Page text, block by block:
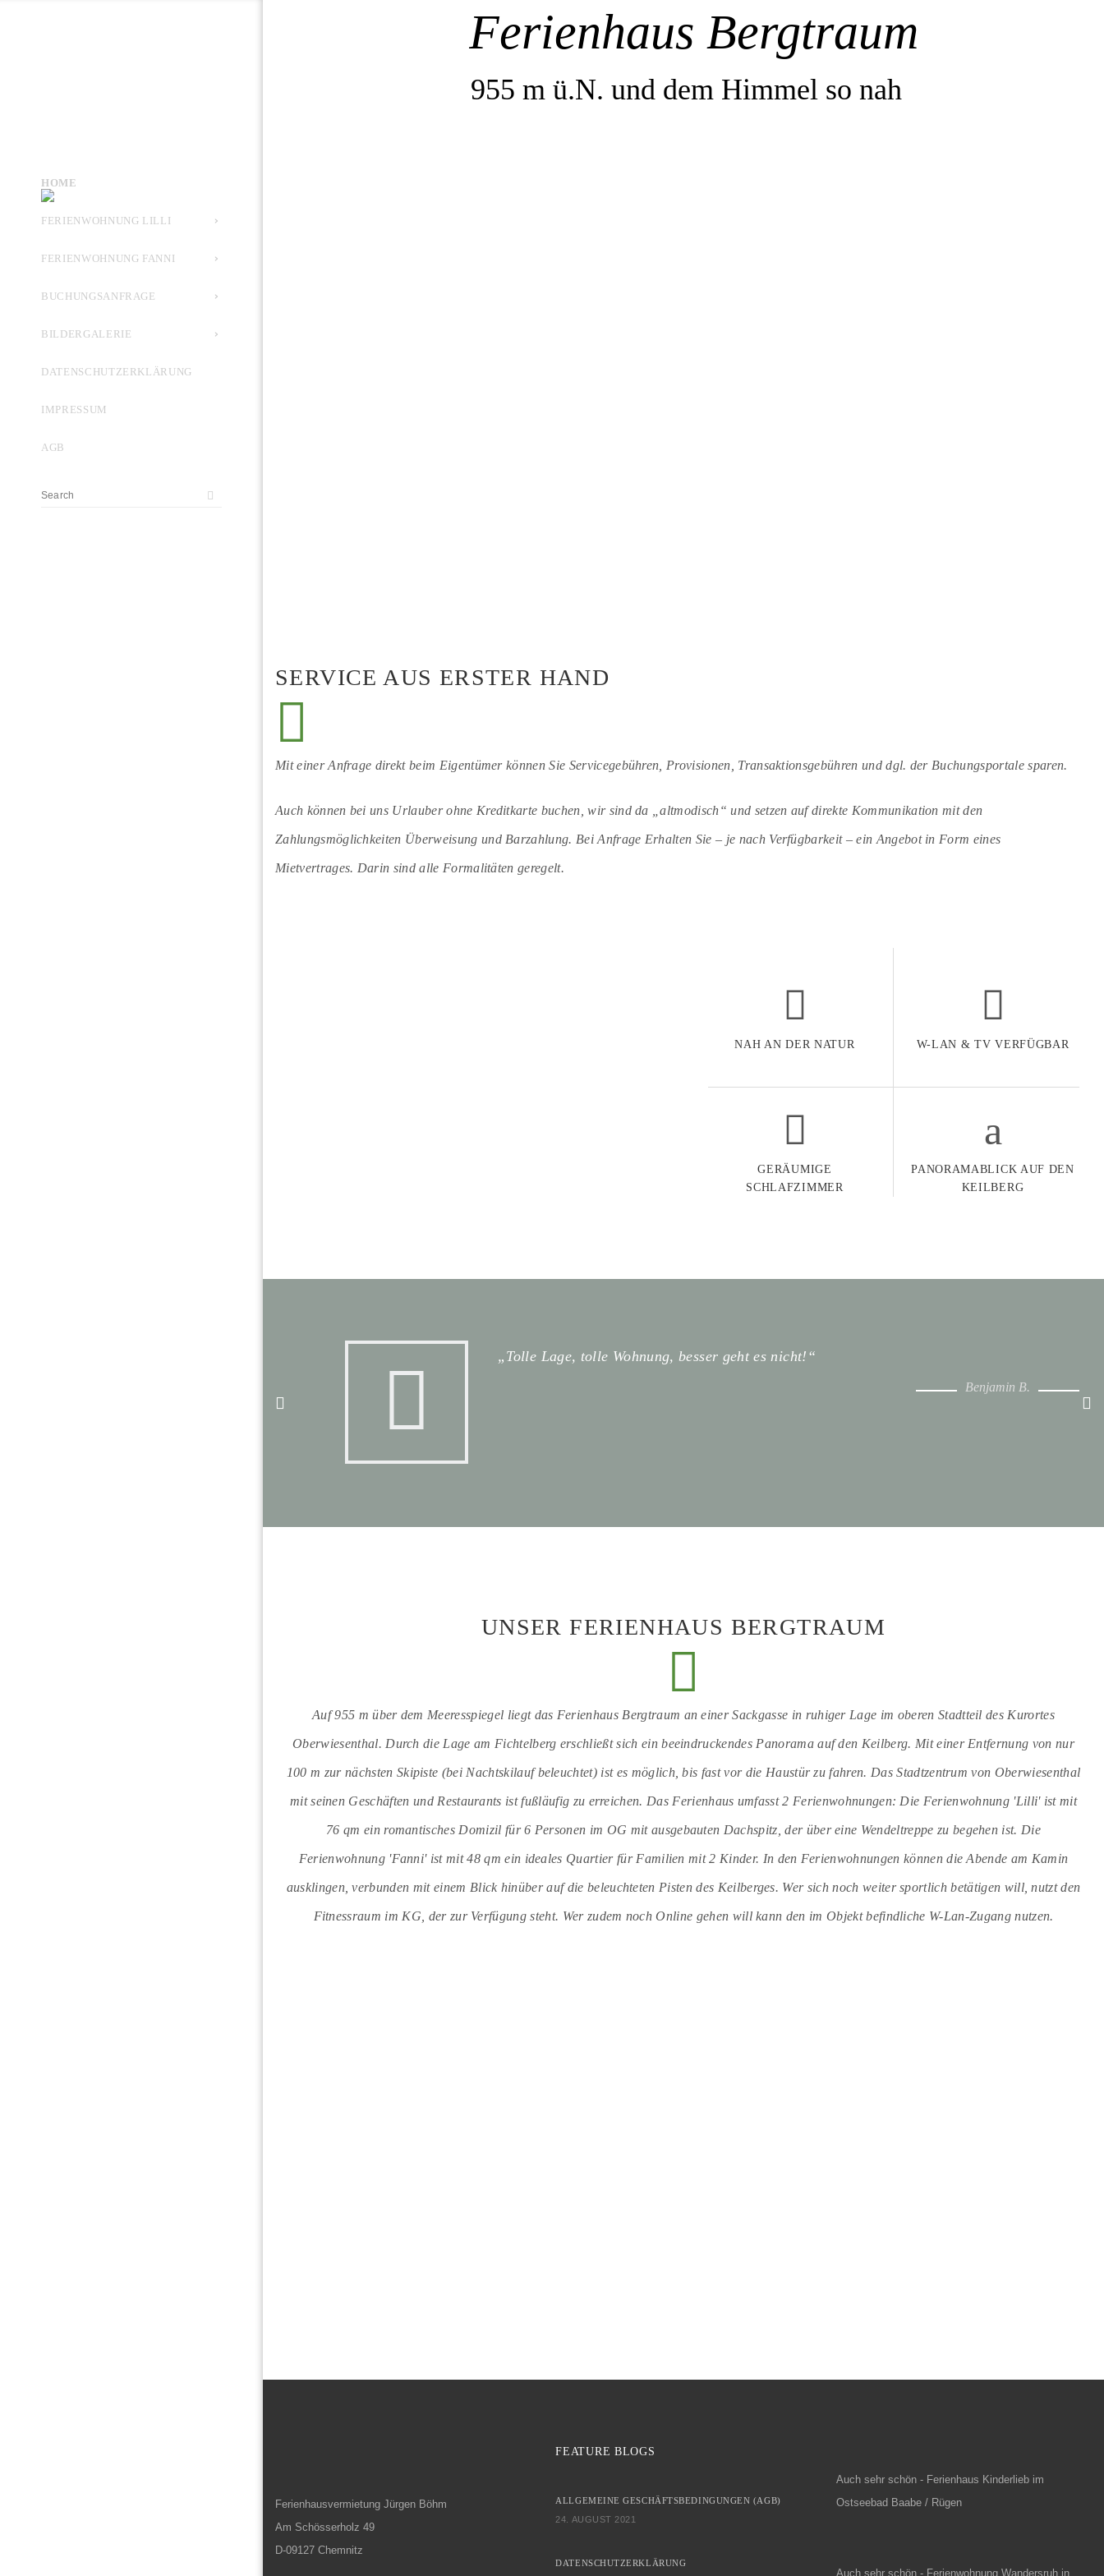
HOME
FERIENWOHNUNG LILLI
FERIENWOHNUNG FANNI
BUCHUNGSANFRAGE
BILDERGALERIE
DATENSCHUTZERKLÄRUNG
IMPRESSUM
AGB
Ferienhaus Bergtraum
955 m ü.N. und dem Himmel so nah
SERVICE AUS ERSTER HAND
Mit einer Anfrage direkt beim Eigentümer können Sie Servicegebühren, Provisionen, Transaktionsgebühren und dgl. der Buchungsportale sparen.
Auch können bei uns Urlauber ohne Kreditkarte buchen, wir sind da „altmodisch“ und setzen auf direkte Kommunikation mit den
Zahlungsmöglichkeiten Überweisung und Barzahlung. Bei Anfrage Erhalten Sie – je nach Verfügbarkeit – ein Angebot in Form eines
Mietvertrages. Darin sind alle Formalitäten geregelt.
NAH AN DER NATUR W-LAN & TV VERFÜGBAR
GERÄUMIGE
SCHLAFZIMMER
PANORAMABLICK AUF DEN
KEILBERG
„Tolle Lage, tolle Wohnung, besser geht es nicht!“
Benjamin B.
UNSER FERIENHAUS BERGTRAUM
Auf 955 m über dem Meeresspiegel liegt das Ferienhaus Bergtraum an einer Sackgasse in ruhiger Lage im oberen Stadtteil des Kurortes
Oberwiesenthal. Durch die Lage am Fichtelberg erschließt sich ein beeindruckendes Panorama auf den Keilberg. Mit einer Entfernung von nur
100 m zur nächsten Skipiste (bei Nachtskilauf beleuchtet) ist es möglich, bis fast vor die Haustür zu fahren. Das Stadtzentrum von Oberwiesenthal
mit seinen Geschäften und Restaurants ist fußläufig zu erreichen. Das Ferienhaus umfasst 2 Ferienwohnungen: Die Ferienwohnung 'Lilli' ist mit
76 qm ein romantisches Domizil für 6 Personen im OG mit ausgebauten Dachspitz, der über eine Wendeltreppe zu begehen ist. Die
Ferienwohnung 'Fanni' ist mit 48 qm ein ideales Quartier für Familien mit 2 Kinder. In den Ferienwohnungen können die Abende am Kamin
ausklingen, verbunden mit einem Blick hinüber auf die beleuchteten Pisten des Keilberges. Wer sich noch weiter sportlich betätigen will, nutzt den
Fitnessraum im KG, der zur Verfügung steht. Wer zudem noch Online gehen will kann den im Objekt befindliche W-Lan-Zugang nutzen.
Ferienhausvermietung Jürgen Böhm
Am Schösserholz 49
D-09127 Chemnitz
FEATURE BLOGS
ALLGEMEINE GESCHÄFTSBEDINGUNGEN (AGB)
24. AUGUST 2021
DATENSCHUTZERKLÄRUNG
Auch sehr schön - Ferienhaus Kinderlieb im
Ostseebad Baabe / Rügen
Auch sehr schön - Ferienwohnung Wandersruh in